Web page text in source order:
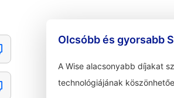
Olcsóbb és gyorsabb
A Wise alacsonyabb díjakat
technológiájának